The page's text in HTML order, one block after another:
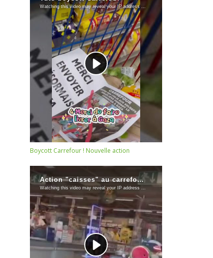
Boycott Carrefour ! Nouvelle action